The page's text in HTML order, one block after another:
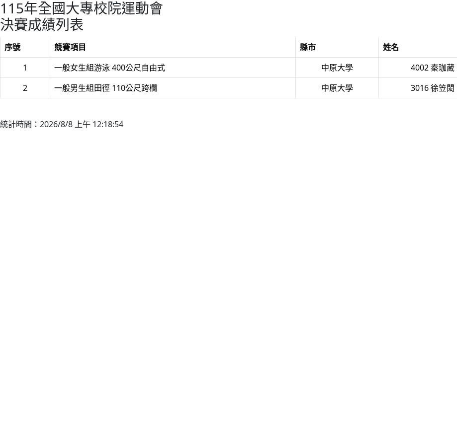
115年全國大專校院運動會
決賽成績列表
序號 競賽項目 縣市 姓名
1
一般女生組游泳 400公尺自由式 中原大學 4002 秦珈葳
2
一般男生組田徑 110公尺跨欄 中原大學 3016 徐笠閎
統計時間：2026/8/8 上午 12:18:54